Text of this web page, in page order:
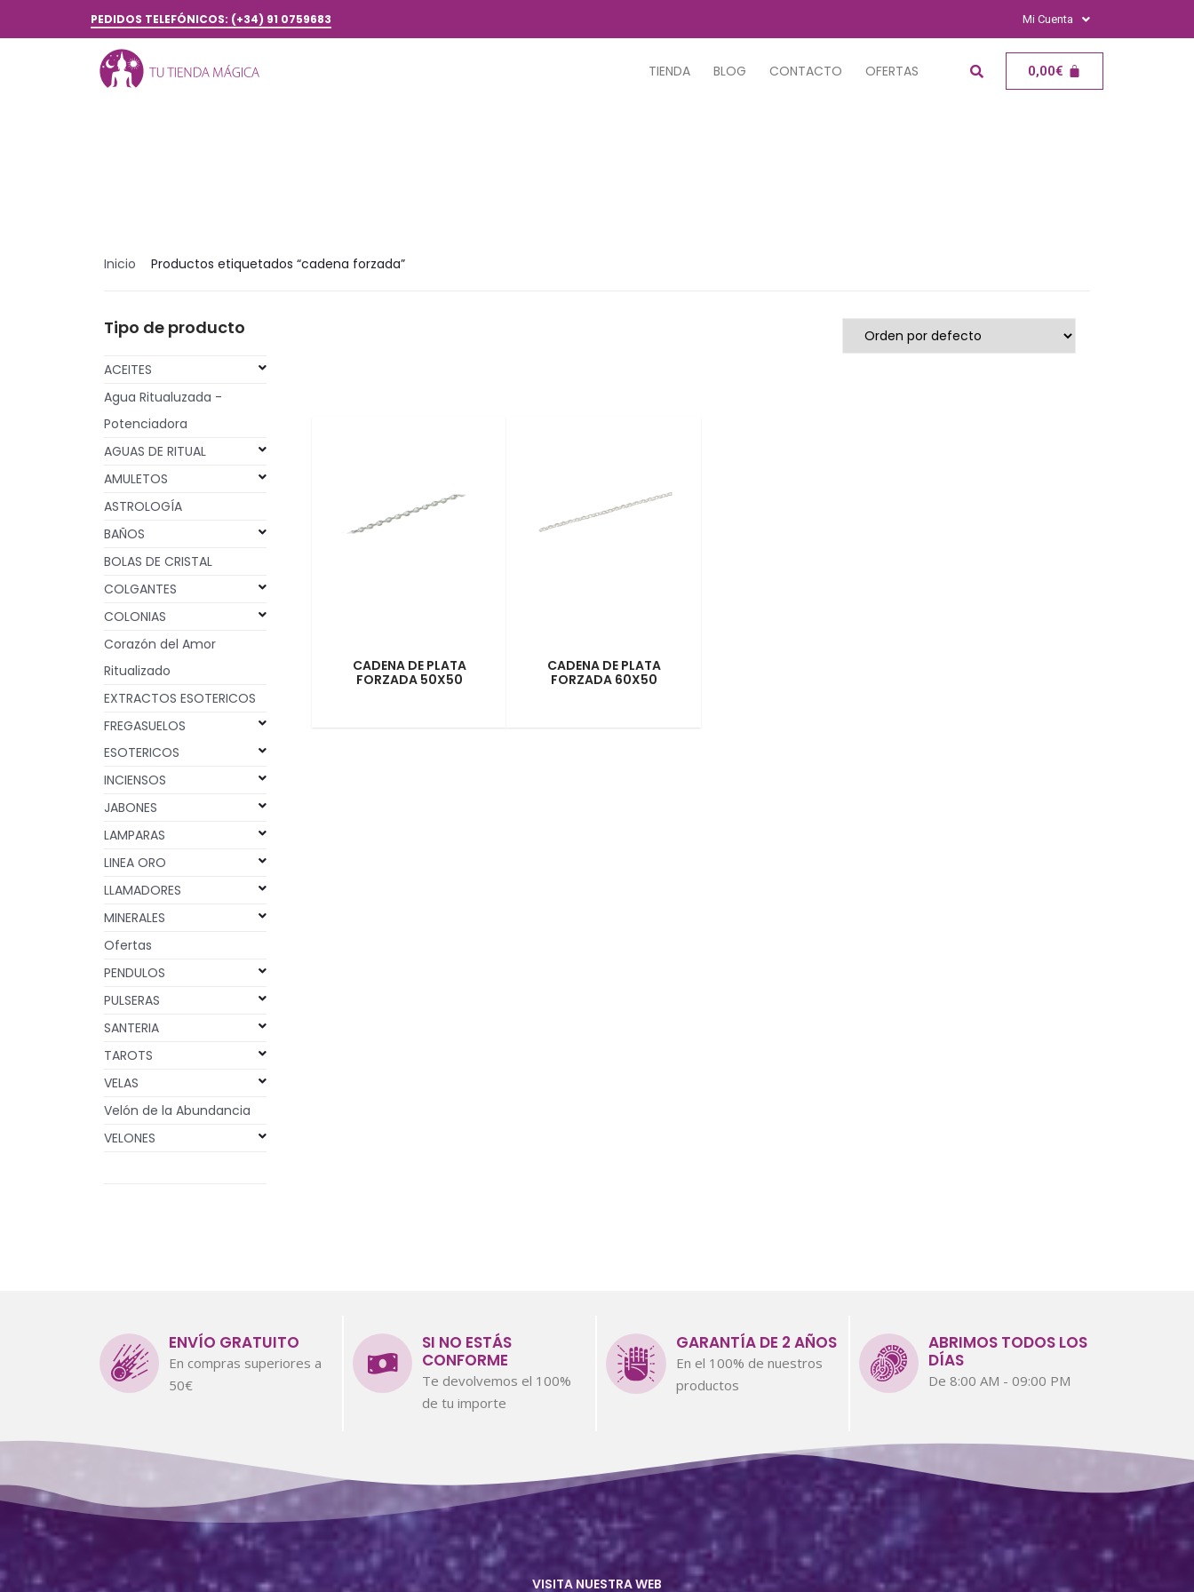
PEDIDOS TELEFÓNICOS: (+34) 91 0759683 Mi Cuenta
TIENDA BLOG CONTACTO OFERTAS 0,00€
Inicio Productos etiquetados “cadena forzada”
Tipo de producto
ACEITES
Agua Ritualuzada -
Potenciadora
AGUAS DE RITUAL
AMULETOS
ASTROLOGÍA
BAÑOS
BOLAS DE CRISTAL
COLGANTES
COLONIAS
Corazón del Amor
Ritualizado
EXTRACTOS ESOTERICOS
FREGASUELOS
ESOTERICOS
INCIENSOS
JABONES
LAMPARAS
LINEA ORO
LLAMADORES
MINERALES
Ofertas
PENDULOS
PULSERAS
SANTERIA
TAROTS
VELAS
Velón de la Abundancia
VELONES
CADENA DE PLATA
FORZADA 50X50
CADENA DE PLATA
FORZADA 60X50
ENVÍO GRATUITO
En compras superiores a
50€
SI NO ESTÁS
CONFORME
Te devolvemos el 100%
de tu importe
GARANTÍA DE 2 AÑOS
En el 100% de nuestros
productos
ABRIMOS TODOS LOS
DÍAS
De 8:00 AM - 09:00 PM
VISITA NUESTRA WEB